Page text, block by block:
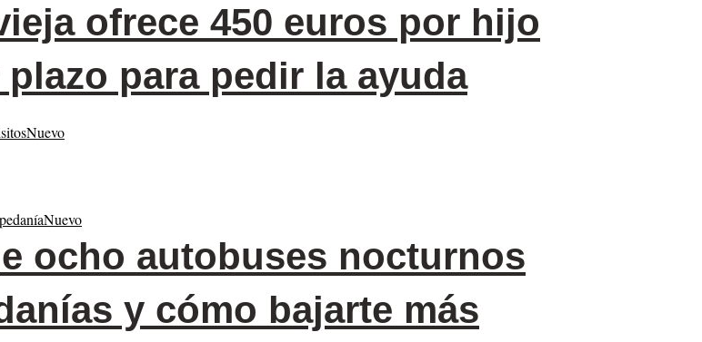
ofrece 450 euros por hijo
para pedir la ayuda
Nuevo
Nuevo
ocho autobuses nocturnos
y cómo bajarte más